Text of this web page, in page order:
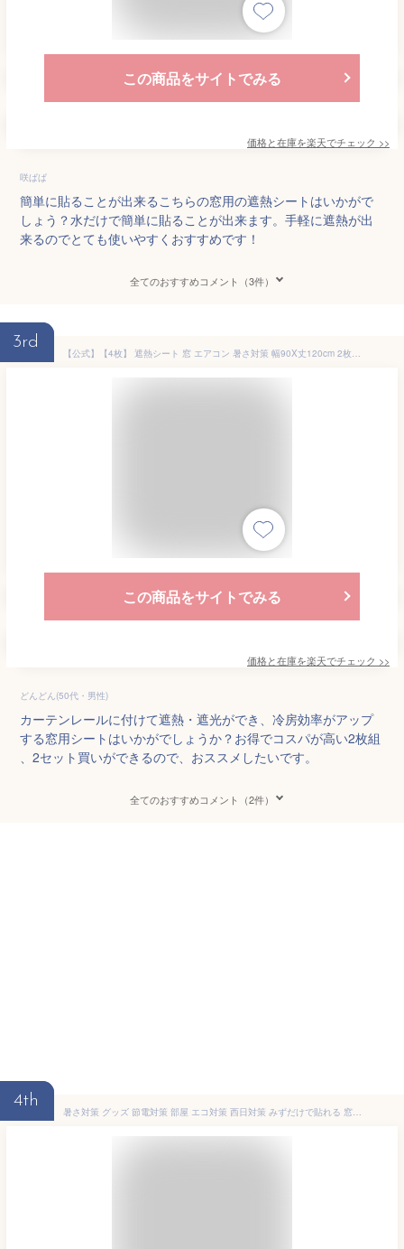
この商品をサイトでみる
価格と在庫を楽天でチェック >>
咲ぱぱ
簡単に貼ることが出来るこちらの窓用の遮熱シートはいかがで
しょう？水だけで簡単に貼ることが出来ます。手軽に遮熱が出
来るのでとても使いやすくおすすめです！
全てのおすすめコメント（3件）
3rd
【公式】【4枚】 遮熱シート 窓 エアコン 暑さ対策 幅90X丈120cm 2枚組×2セット 遮熱カーテン 冷房 節電 省エネ エコ スクリーン ショート 紫外線 UVカット 約98％ 遮光 率 遮熱 目隠し 断熱 冷暖房効率UP 日よけ 寒さ対策 一年中 送料無料 フォーラル
この商品をサイトでみる
価格と在庫を楽天でチェック >>
どんどん(50代・男性)
カーテンレールに付けて遮熱・遮光ができ、冷房効率がアップ
する窓用シートはいかがでしょうか？お得でコスパが高い2枚組
、2セット買いができるので、おススメしたいです。
全てのおすすめコメント（2件）
4th
暑さ対策 グッズ 節電対策 部屋 エコ対策 西日対策 みずだけで貼れる 窓ガラスフィルム 【幅90×200cm大判サイズ】目隠しはがせる 窓 断熱シートUVカット 紫外線カット 遮光 結露防止 西日よけ 飛散防止 防災 台風 地震対策 レビュー特典付き